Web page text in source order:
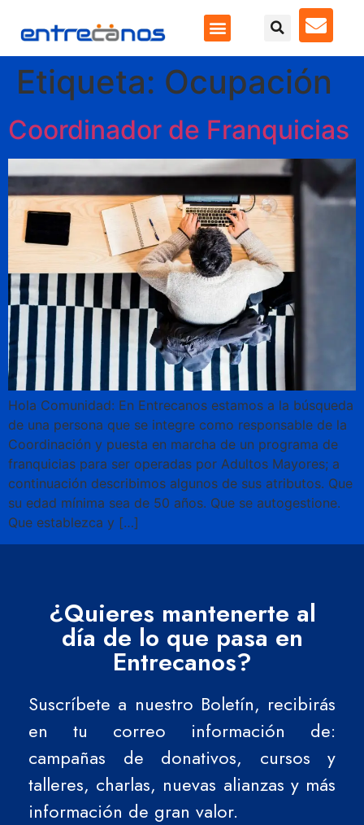
Etiqueta: Ocupación
Coordinador de Franquicias
Hola Comunidad: En Entrecanos estamos a la búsqueda
de una persona que se integre como responsable de la
Coordinación y puesta en marcha de un programa de
franquicias para ser operadas por Adultos Mayores; a
continuación describimos algunos de sus atributos. Que
su edad mínima sea de 50 años. Que se autogestione.
Que establezca y […]
¿Quieres mantenerte al
día de lo que pasa en
Entrecanos?
Suscríbete a nuestro Boletín, recibirás
en tu correo información de:
campañas de donativos, cursos y
talleres, charlas, nuevas alianzas y más
información de gran valor.